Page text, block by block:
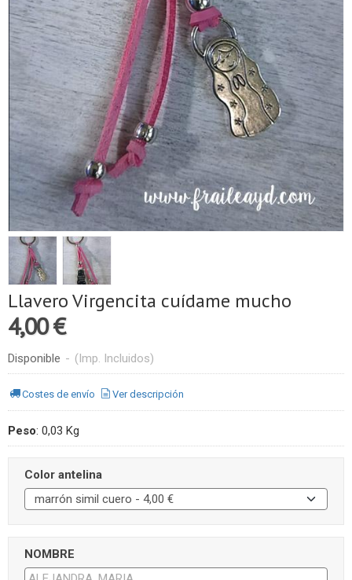
Llavero Virgencita cuídame mucho
4,00 €
Disponible - (Imp. Incluidos)
Costes de envío Ver descripción
Peso: 0,03 Kg
Color antelina
NOMBRE